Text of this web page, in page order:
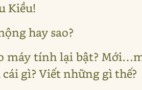
Kiều!
hay sao?
máy tính lại bật?
gì? Viết những gì thế?